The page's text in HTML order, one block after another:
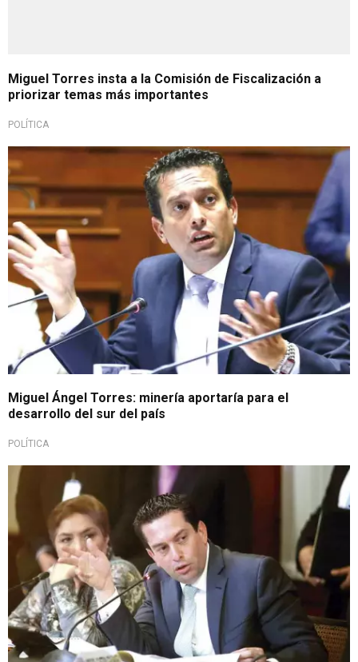
Miguel Torres insta a la Comisión de Fiscalización a
priorizar temas más importantes
POLÍTICA
Miguel Ángel Torres: minería aportaría para el
desarrollo del sur del país
POLÍTICA